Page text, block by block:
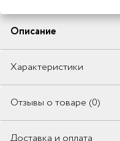
Описание
Характеристики
Отзывы о товаре (0)
Доставка и оплата